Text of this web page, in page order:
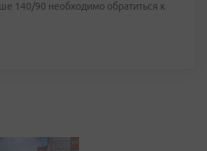
140/90 необходимо обратиться к